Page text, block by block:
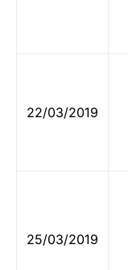
22/03/2019
25/03/2019